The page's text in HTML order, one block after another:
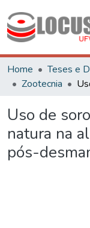
Home Teses e
Zootecnia
Uso de
natura na
pós-